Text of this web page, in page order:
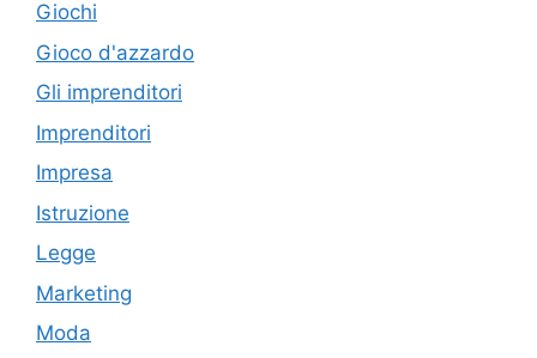
Giochi
Gioco d'azzardo
Gli imprenditori
Imprenditori
Impresa
Istruzione
Legge
Marketing
Moda